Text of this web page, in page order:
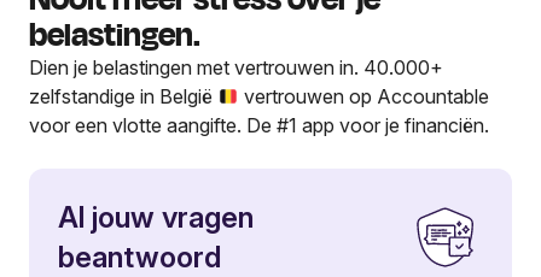
belastingen.
Dien je belastingen met vertrouwen in. 40.000+
zelfstandige in België
vertrouwen op Accountable
voor een vlotte aangifte. De #1 app voor je financiën.
Al jouw vragen
beantwoord